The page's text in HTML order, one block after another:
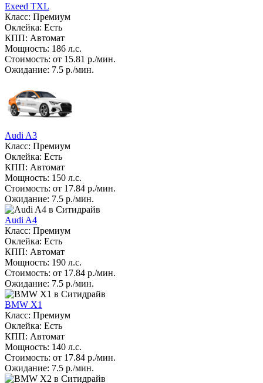
Exeed TXL
Класс: Премиум
Оклейка: Есть
КПП: Автомат
Мощность: 186 л.с.
Стоимость: от 15.81 р./мин.
Ожидание: 7.5 р./мин.
Audi A3
Класс: Премиум
Оклейка: Есть
КПП: Автомат
Мощность: 150 л.с.
Стоимость: от 17.84 р./мин.
Ожидание: 7.5 р./мин.
Audi A4
Класс: Премиум
Оклейка: Есть
КПП: Автомат
Мощность: 190 л.с.
Стоимость: от 17.84 р./мин.
Ожидание: 7.5 р./мин.
BMW X1
Класс: Премиум
Оклейка: Есть
КПП: Автомат
Мощность: 140 л.с.
Стоимость: от 17.84 р./мин.
Ожидание: 7.5 р./мин.